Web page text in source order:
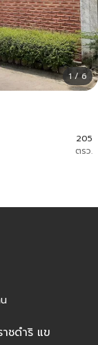
1 / 6
205
ตรว.
ชดำริ แข